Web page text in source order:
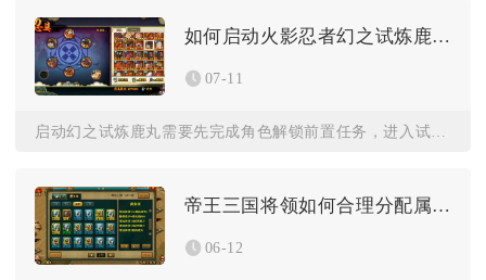
如何启动火影忍者幻之试炼鹿丸
07-11
帝王三国将领如何合理分配属性点
06-12